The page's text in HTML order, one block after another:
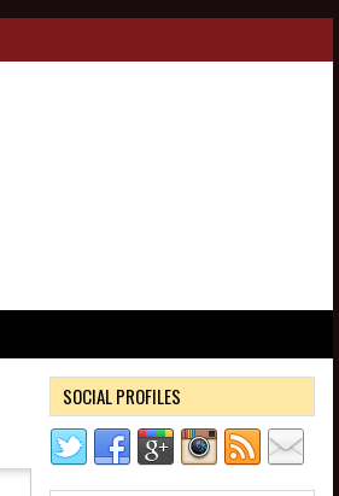
SOCIAL PROFILES